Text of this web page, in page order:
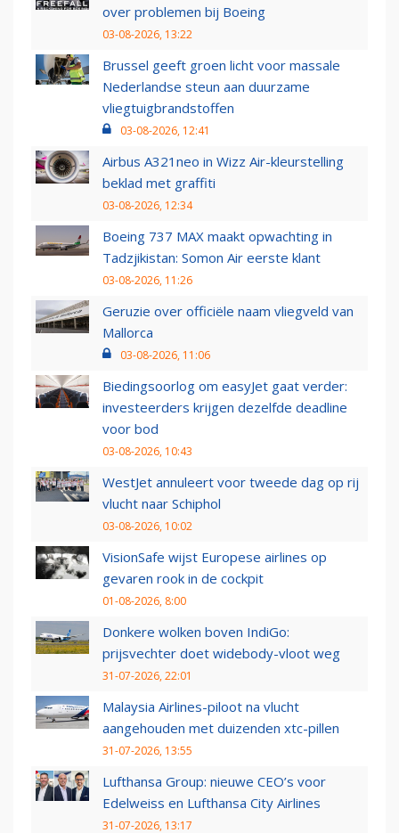
over problemen bij Boeing
03-08-2026, 13:22
Brussel geeft groen licht voor massale
Nederlandse steun aan duurzame
vliegtuigbrandstoffen
03-08-2026, 12:41
Airbus A321neo in Wizz Air-kleurstelling
beklad met graffiti
03-08-2026, 12:34
Boeing 737 MAX maakt opwachting in
Tadzjikistan: Somon Air eerste klant
03-08-2026, 11:26
Geruzie over officiële naam vliegveld van
Mallorca
03-08-2026, 11:06
Biedingsoorlog om easyJet gaat verder:
investeerders krijgen dezelfde deadline
voor bod
03-08-2026, 10:43
WestJet annuleert voor tweede dag op rij
vlucht naar Schiphol
03-08-2026, 10:02
VisionSafe wijst Europese airlines op
gevaren rook in de cockpit
01-08-2026, 8:00
Donkere wolken boven IndiGo:
prijsvechter doet widebody-vloot weg
31-07-2026, 22:01
Malaysia Airlines-piloot na vlucht
aangehouden met duizenden xtc-pillen
31-07-2026, 13:55
Lufthansa Group: nieuwe CEO’s voor
Edelweiss en Lufthansa City Airlines
31-07-2026, 13:17